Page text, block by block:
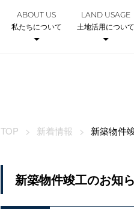
ABOUT US
私たちについて
LAND USAGE
土地活用について
TOP 新着情報 新築物件
新築物件竣工のお知